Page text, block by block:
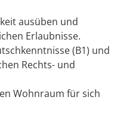
ausüben und
Erlaubnisse.
(B1) und
Rechts- und
Wohnraum für sich